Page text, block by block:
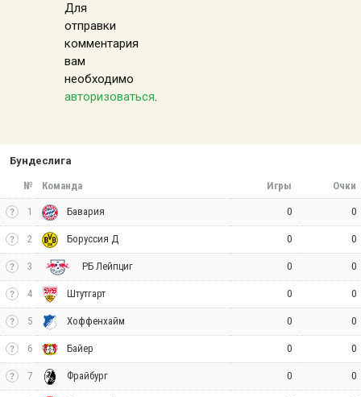
Для
отправки
комментария
вам
необходимо
авторизоваться.
Бундеслига
№ Команда Игры Очки
1 Бавария 0 0
2 Боруссия Д 0 0
3 РБ Лейпциг 0 0
4 Штутгарт 0 0
5 Хоффенхайм 0 0
6 Байер 0 0
7 Фрайбург 0 0